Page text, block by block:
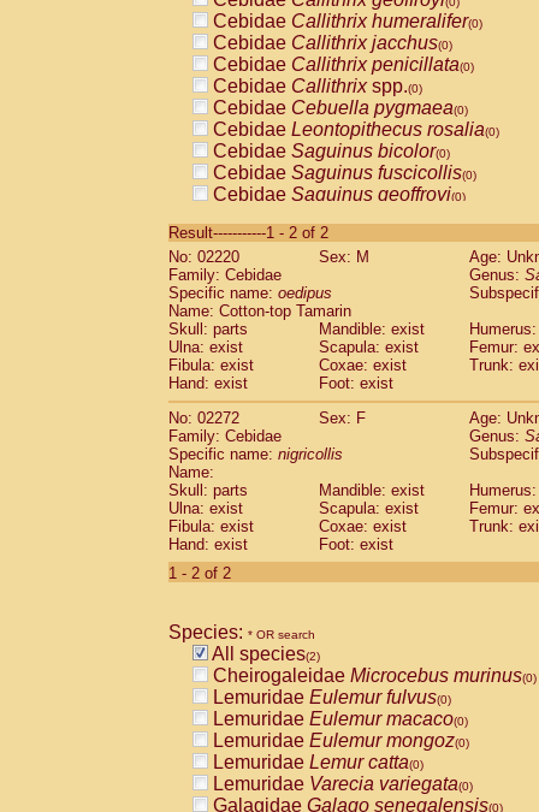
Cebidae Callithrix humeralifer(0)
Cebidae Callithrix jacchus(0)
Cebidae Callithrix penicillata(0)
Cebidae Callithrixspp.(0)
Cebidae Cebuella pygmaea(0)
Cebidae Leontopithecus rosalia(0)
Cebidae Saguinus bicolor(0)
Cebidae Saguinus fuscicollis(0)
Cebidae Saguinus geoffroyi(0)
CebidaeSaguinus labiatus(0)
Cebidae Saguinus leucopus (0)
Cebidae
CebidaeSaguinus mystax
Cebidae Saguinus nigricollis (1)
Cebidae Saguinus oedipus
Cebidae Saguinus weddelli
Cebidae Saguinusspp.
Cebidae Aotus trivirgatus
Cebidae
CebidaeCebus apella
Cebidae
Cebidae Cebus nigrivittatus
Cebidae Cebusspp.(0)
Cebidae Saimiri boliviensis
CebidaeSaimiri sciureus(0)
AtelidaeAlouatta caraya(0)
Atelidae Alouatta seniculus
AtelidaeAlouatta
AtelidaeAteles belzebuth(0)
AtelidaeAteles geoffroyi(0)
AtelidaeAteles paniscus(0)
AtelidaeAtelesspp. (0)
AtelidaeLagothrix lagothricha
AtelidaeLagothrix lagothricha cana
PitheciidaeCacajao calvus
Result-----------1 - 2 of 2
No: 02220
Sex: M
Age:
Family: Cebidae
Genus:
Specific name: oedipus
Name: Cotton-top Tamarin
Skull: parts
Mandible: exist
Ulna: exist
Scapula: exist
Femur:
Fibula: exist
Coxae: exist
Trunk:
Hand: exist
Foot: exist
No: 02272
Sex: F
Age:
Family: Cebidae
Genus:
Specific name: nigricollis
Name:
Skull: parts
Mandible: exist
Ulna: exist
Scapula: exist
Femur:
Fibula: exist
Coxae: exist
Trunk:
Hand: exist
Foot: exist
1 - 2 of 2
Species: * OR search
All species(2)
Cheirogaleidae Microcebus murinus(0)
Lemuridae Eulemur fulvus(0)
Lemuridae Eulemur macaco(0)
Lemuridae Eulemur mongoz(0)
Lemuridae Lemur catta(0)
Lemuridae Varecia variegata(0)
Galagidae Galago senegalensis(0)